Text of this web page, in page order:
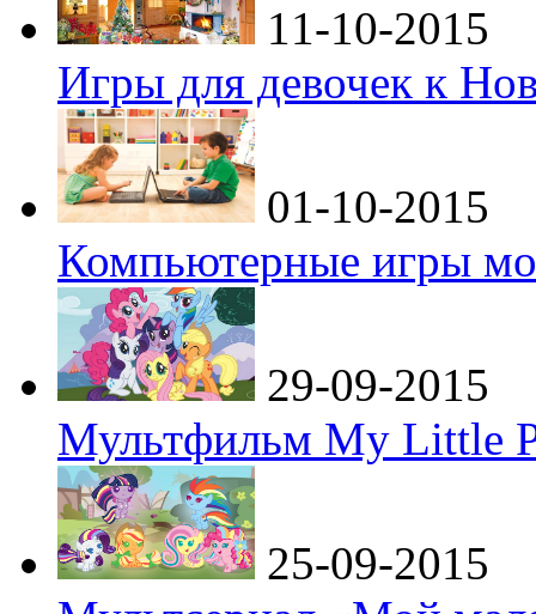
11-10-2015
Игры для девочек к
01-10-2015
Компьютерные игры
29-09-2015
Мультфильм My Little
25-09-2015